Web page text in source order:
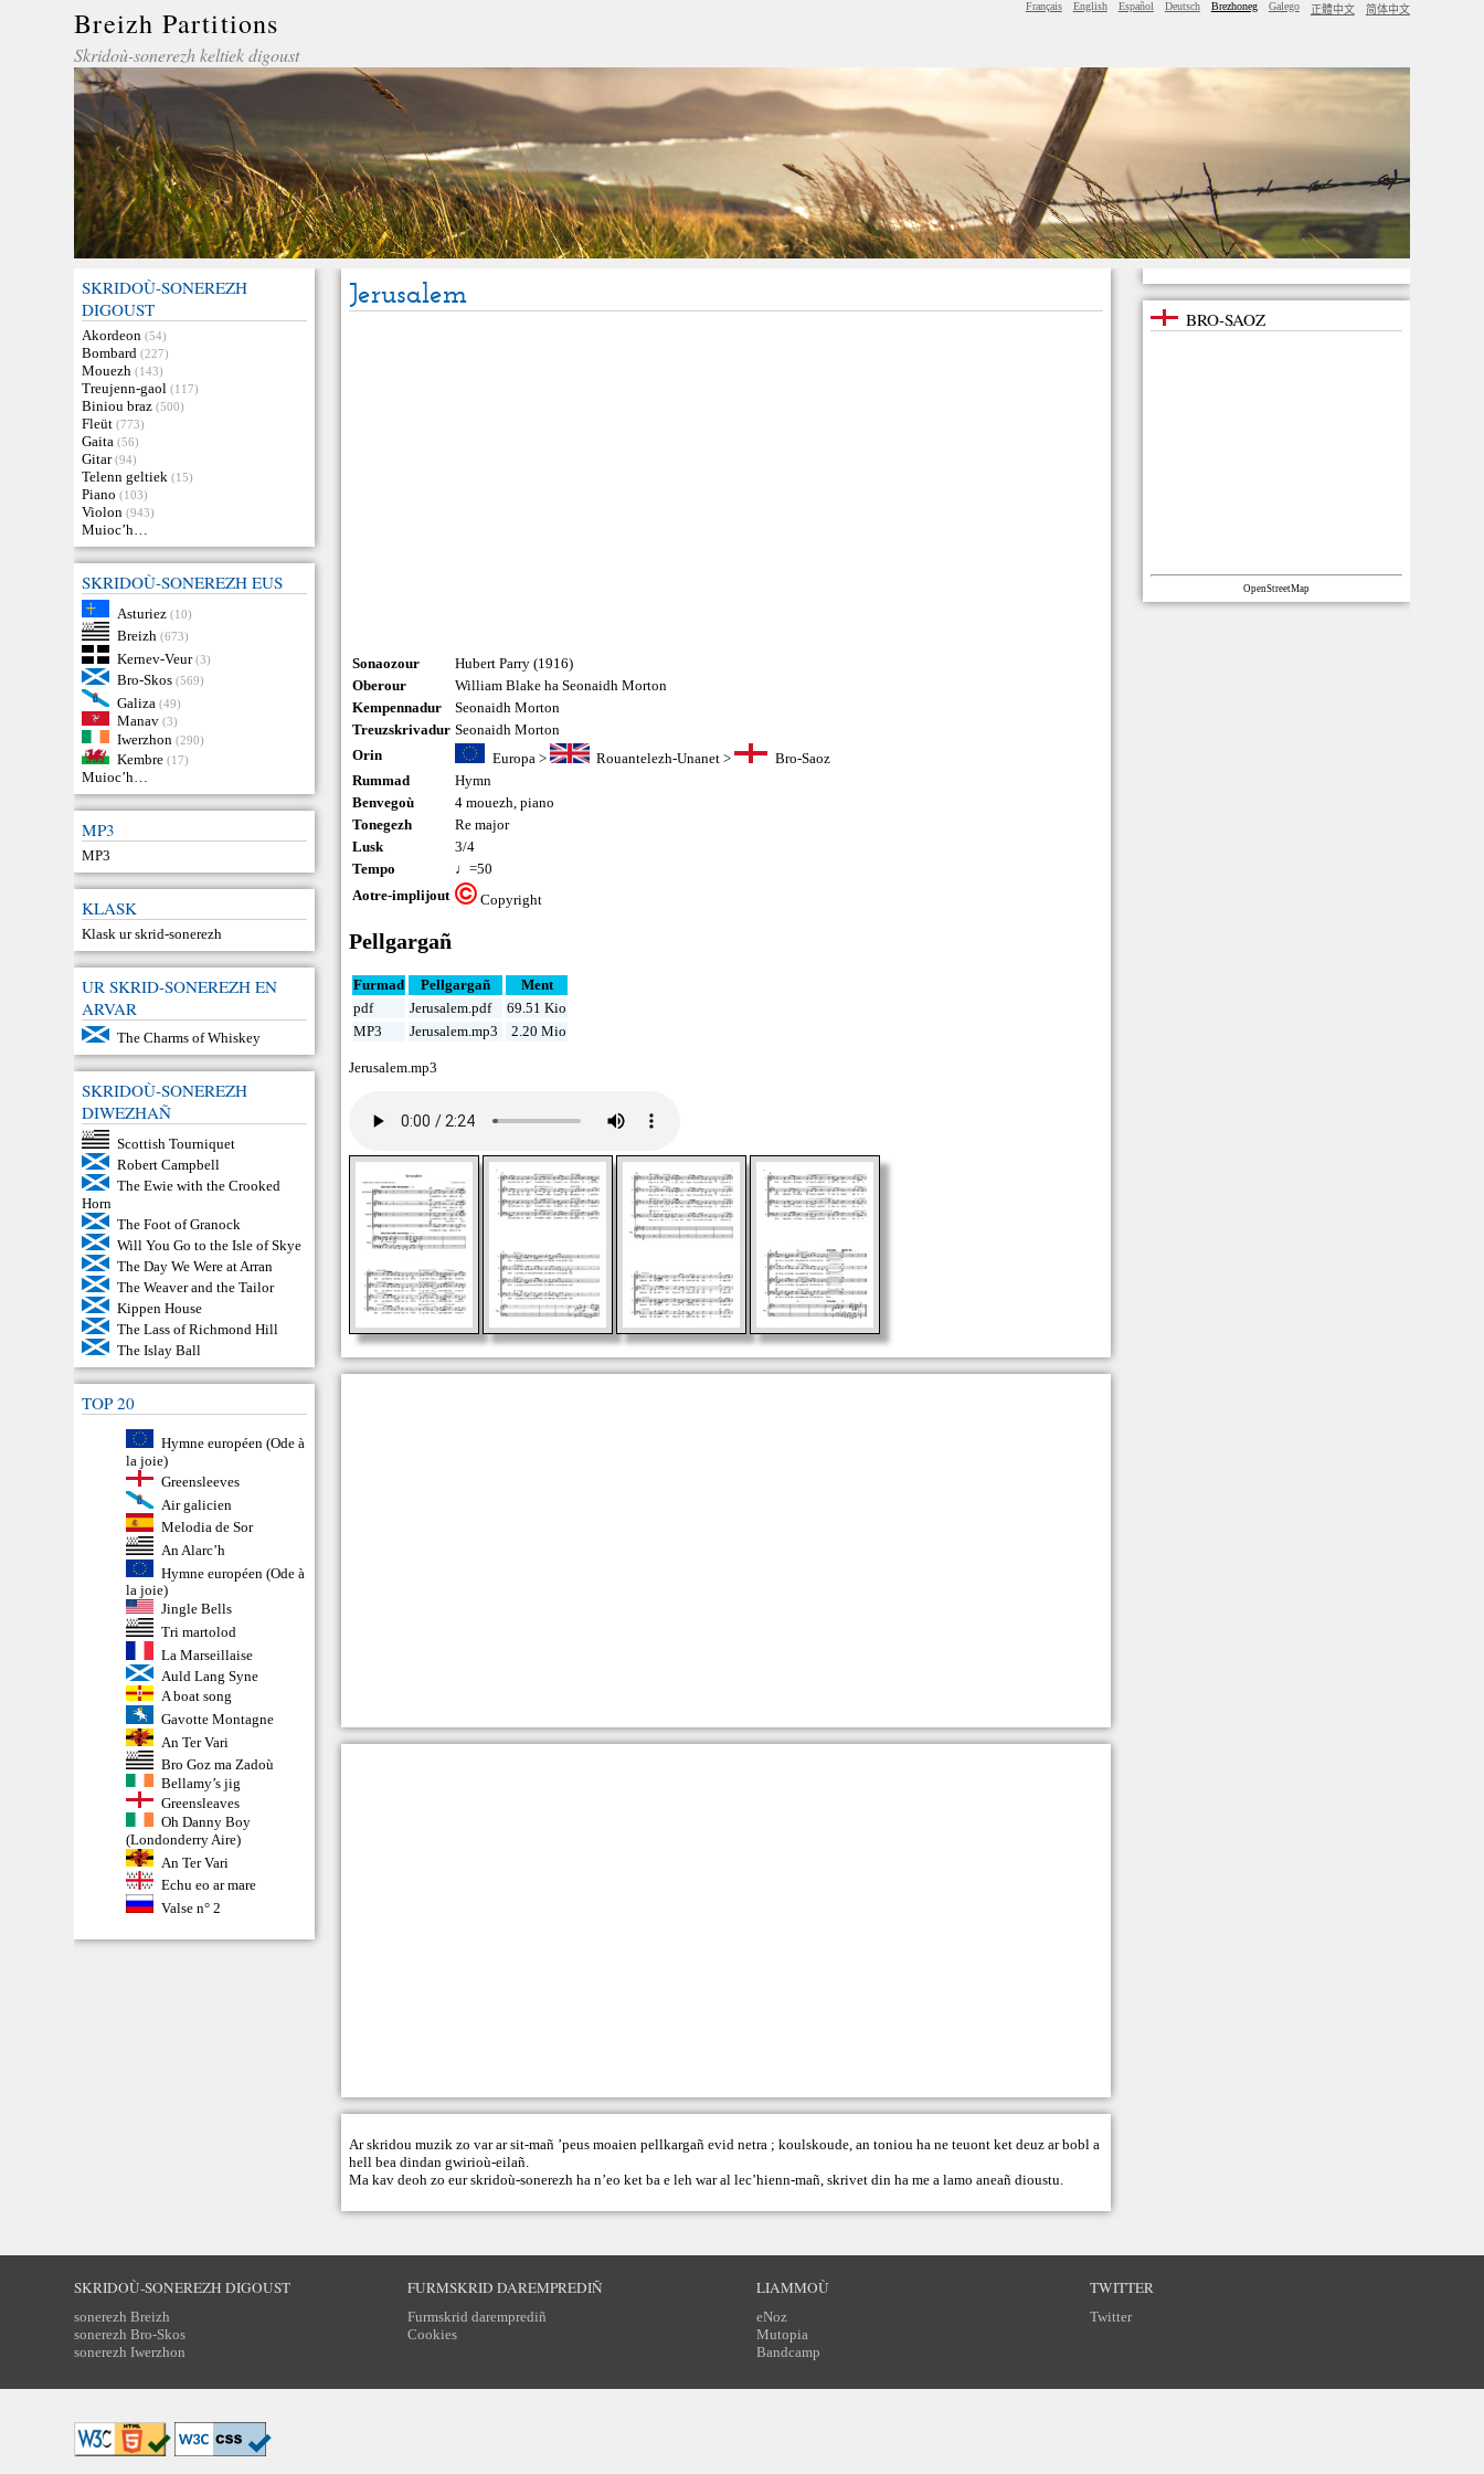
Breizh Partitions
Skridoù-sonerezh keltiek digoust
Français English Español Deutsch Brezhoneg Galego 正體中文 简体中文
SKRIDOÙ-SONEREZH
DIGOUST
Akordeon (54)
Bombard (227)
Mouezh (143)
Treujenn-gaol (117)
Biniou braz (500)
Fleüt (773)
Gaita (56)
Gitar (94)
Telenn geltiek (15)
Piano (103)
Violon (943)
Muioc’h…
SKRIDOÙ-SONEREZH EUS
Asturiez (10)
Breizh (673)
Kernev-Veur (3)
Bro-Skos (569)
Galiza (49)
Manav (3)
Iwerzhon (290)
Kembre (17)
Muioc’h…
MP3
MP3
KLASK
Klask ur skrid-sonerezh
UR SKRID-SONEREZH EN
ARVAR
The Charms of Whiskey
SKRIDOÙ-SONEREZH
DIWEZHAÑ
Scottish Tourniquet
Robert Campbell
The Ewie with the Crooked
Horn
The Foot of Granock
Will You Go to the Isle of Skye
The Day We Were at Arran
The Weaver and the Tailor
Kippen House
The Lass of Richmond Hill
The Islay Ball
TOP 20
Hymne européen (Ode à
la joie)
Greensleeves
Air galicien
Melodia de Sor
An Alarc’h
Hymne européen (Ode à
la joie)
Jingle Bells
Tri martolod
La Marseillaise
Auld Lang Syne
A boat song
Gavotte Montagne
An Ter Vari
Bro Goz ma Zadoù
Bellamy’s jig
Greensleaves
Oh Danny Boy
(Londonderry Aire)
An Ter Vari
Echu eo ar mare
Valse n° 2
Jerusalem
Sonaozour
Hubert Parry (1916)
Oberour
William Blake ha Seonaidh Morton
Kempennadur
Seonaidh Morton
Treuzskrivadur Seonaidh Morton
Orin
Europa > Rouantelezh-Unanet >
Bro-Saoz
Rummad
Hymn
Benvegoù
4 mouezh ,piano
Tonegezh
Re major
Lusk
3/4
Tempo
♩=50
Aotre-implijout
Copyright
Pellgargañ
Furmad Pellgargañ
Ment
pdf
Jerusalem.pdf
69.51 Kio
MP3
Jerusalem.mp3 2.20 Mio
Jerusalem.mp3
Ar skridou muzik zo var ar sit-mañ ’peus moaien pellkargañ evid netra ; koulskoude, an toniou ha ne teuont ket deuz ar bobl a
hell bea dindan gwirioù-eilañ.
Ma kav deoh zo eur skridoù-sonerezh ha n’eo ket ba e leh war al lec’hienn-mañ,skrivet din ha me a lamo aneañ dioustu.
BRO-SAOZ
OpenStreetMap
SKRIDOÙ-SONEREZH DIGOUST
sonerezh Breizh
sonerezh Bro-Skos
sonerezh Iwerzhon
FURMSKRID DAREMPREDIÑ
Furmskrid daremprediñ
Cookies
LIAMMOÙ
eNoz
Mutopia
Bandcamp
TWITTER
Twitter